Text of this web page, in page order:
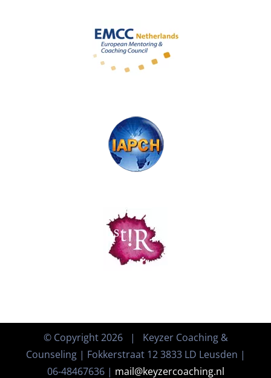
© Copyright2026 | Keyzer Coaching &
Counseling | Fokkerstraat 12 3833 LD Leusden |
06-48467636 | mail@keyzercoaching.nl